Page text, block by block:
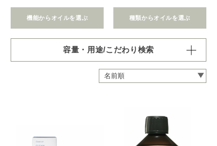
機能からオイルを選ぶ 種類からオイルを選ぶ
容量・用途/こだわり検索
用途・機能・種類 の項目ごとに選択肢からひとつずつ選
択できます。選択するたびに絞り込まれていき、項目内で
※一つお選びください
オイル10ml 大容量オイル250/450ml